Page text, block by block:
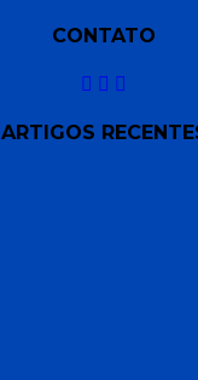
CONTATO
ARTIGOS